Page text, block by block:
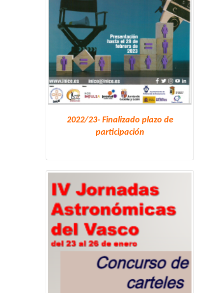
2022/23- Finalizado plazo de
participación